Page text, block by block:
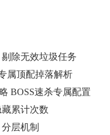
除无效垃圾任务
属顶配掉落解析
BOSS速杀专属配置
累计次数
层机制